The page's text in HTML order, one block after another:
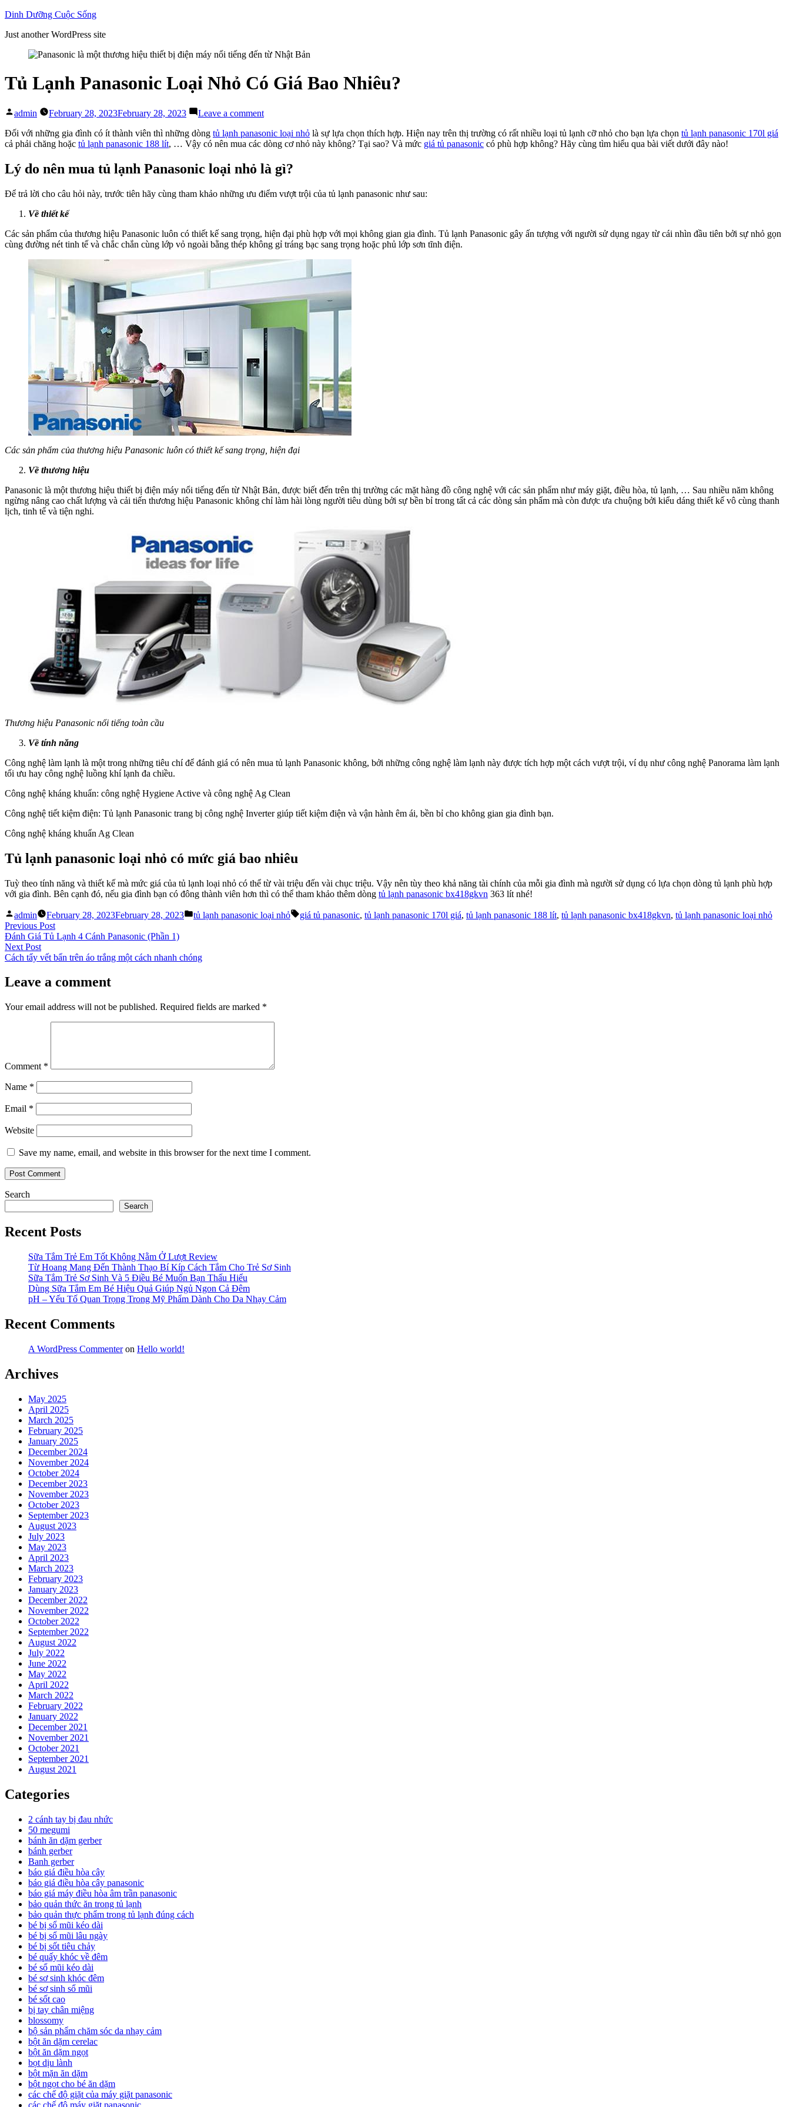
Skip
content
Dinh Dưỡng Cuộc Sống
Just another WordPress site
Tủ Lạnh Panasonic Loại Nhỏ Có Giá Bao Nhiêu?
Posted
admin February 28, 2023February 28, 2023 Leave a commenton
Lạnh
Panasonic
Nhỏ
Có
Bao
Đối với những gia đình có ít thành viên thì những dòng tủ lạnh panasonic loại nhỏ là sự lựa chọn thích hợp. Hiện nay trên thị trường có rất nhiều loại tủ lạnh cỡ nhỏ cho bạn lựa chọn tủ lạnh panasonic 170l giá
cả phải chăng hoặc tủ lạnh panasonic 188 lít, … Vậy có nên mua các dòng cơ nhỏ này không? Tại sao? Và mức giá tủ panasonic có phù hợp không? Hãy cùng tìm hiểu qua bài viết dưới đây nào!
Lý do nên mua tủ lạnh Panasonic loại nhỏ là gì?
Để trả lời cho câu hỏi này, trước tiên hãy cùng tham khảo những ưu điểm vượt trội của tủ lạnh panasonic như sau:
Về thiết kế
Các sản phẩm của thương hiệu Panasonic luôn có thiết kế sang trọng, hiện đại phù hợp với mọi không gian gia đình. Tủ lạnh Panasonic gây ấn tượng với người sử dụng ngay từ cái nhìn đầu tiên bởi sự nhỏ gọn
cùng đường nét tinh tế và chắc chắn cùng lớp vỏ ngoài bằng thép không gỉ tráng bạc sang trọng hoặc phủ lớp sơn tĩnh điện.
Các sản phẩm của thương hiệu Panasonic luôn có thiết kế sang trọng, hiện đại
Về thương hiệu
Panasonic là một thương hiệu thiết bị điện máy nổi tiếng đến từ Nhật Bản, được biết đến trên thị trường các mặt hàng đồ công nghệ với các sản phẩm như máy giặt, điều hòa, tủ lạnh, … Sau nhiều năm không
ngừng nâng cao chất lượng và cải tiến thương hiệu Panasonic không chỉ làm hài lòng người tiêu dùng bởi sự bền bỉ trong tất cả các dòng sản phẩm mà còn được ưa chuộng bởi kiểu dáng thiết kế vô cùng thanh
lịch, tinh tế và tiện nghi.
Thương hiệu Panasonic nổi tiếng toàn cầu
Về tính năng
Công nghệ làm lạnh là một trong những tiêu chí để đánh giá có nên mua tủ lạnh Panasonic không, bởi những công nghệ làm lạnh này được tích hợp một cách vượt trội, ví dụ như công nghệ Panorama làm lạnh
tối ưu hay công nghệ luồng khí lạnh đa chiều.
Công nghệ kháng khuẩn: công nghệ Hygiene Active và công nghệ Ag Clean
Công nghệ tiết kiệm điện: Tủ lạnh Panasonic trang bị công nghệ Inverter giúp tiết kiệm điện và vận hành êm ái, bền bỉ cho không gian gia đình bạn.
Công nghệ kháng khuẩn Ag Clean
Tủ lạnh panasonic loại nhỏ có mức giá bao nhiêu
Tuỳ theo tính năng và thiết kế mà mức giá của tủ lạnh loại nhỏ có thể từ vài triệu đến vài chục triệu. Vậy nên tùy theo khả năng tài chính của mỗi gia đình mà người sử dụng có lựa chọn dòng tủ lạnh phù hợp
với gia đình. Bên cạnh đó, nếu gia đình bạn có đông thành viên hơn thì có thể tham khảo thêm dòng tủ lạnh panasonic bx418gkvn 363 lít nhé!
Posted
by
admin February 28, 2023February 28, 2023
Posted
tủ lạnh panasonic loại nhỏ Tags:
giá tủ panasonic, tủ lạnh panasonic 170l giá, tủ lạnh panasonic 188 lít, tủ lạnh panasonic bx418gkvn, tủ lạnh panasonic loại nhỏ
Post
navigation
Previous PostPrevious
post:
Đánh Giá Tủ Lạnh 4 Cánh Panasonic (Phần 1)
Next PostNext
post:
Cách tẩy vết bẩn trên áo trắng một cách nhanh chóng
Leave a comment
Your email address will not be published. Required fields are marked *
Comment *
Name *
Email *
Website
Save my name, email, and website in this browser for the next time I comment.
Search
Search
Recent Posts
Sữa Tắm Trẻ Em Tốt Không Nằm Ở Lượt Review
Từ Hoang Mang Đến Thành Thạo Bí Kíp Cách Tắm Cho Trẻ Sơ Sinh
Sữa Tắm Trẻ Sơ Sinh Và 5 Điều Bé Muốn Bạn Thấu Hiểu
Dùng Sữa Tắm Em Bé Hiệu Quả Giúp Ngủ Ngon Cả Đêm
pH – Yếu Tố Quan Trọng Trong Mỹ Phẩm Dành Cho Da Nhạy Cảm
Recent Comments
A WordPress Commenteron Hello world!
Archives
May 2025
April 2025
March 2025
February 2025
January 2025
December 2024
November 2024
October 2024
December 2023
November 2023
October 2023
September 2023
August 2023
July 2023
May 2023
April 2023
March 2023
February 2023
January 2023
December 2022
November 2022
October 2022
September 2022
August 2022
July 2022
June 2022
May 2022
April 2022
March 2022
February 2022
January 2022
December 2021
November 2021
October 2021
September 2021
August 2021
Categories
2 cánh tay bị đau nhức
50 megumi
bánh ăn dặm gerber
bánh gerber
Banh gerber
báo giá điều hòa cây
báo giá điều hòa cây panasonic
báo giá máy điều hòa âm trần panasonic
bảo quản thức ăn trong tủ lạnh
bảo quản thực phẩm trong tủ lạnh đúng cách
bé bị sổ mũi kéo dài
bé bị sổ mũi lâu ngày
bé bị sốt tiêu chảy
bé quấy khóc về đêm
bé sổ mũi kéo dài
bé sơ sinh khóc đêm
bé sơ sinh sổ mũi
bé sốt cao
bị tay chân miệng
blossomy
bộ sản phẩm chăm sóc da nhạy cảm
bột ăn dặm cerelac
bột ăn dặm ngọt
bọt dịu lành
bột mặn ăn dặm
bột ngọt cho bé ăn dặm
các chế độ giặt của máy giặt panasonic
các chế độ máy giặt panasonic